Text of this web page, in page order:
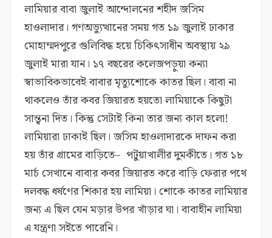
লামিয়ার বাবা জুলাই আন্দোলনের শহীদ জসিম
হাওলাদার। গণঅভ্যুত্থানের সময় গত ১৯ জুলাই ঢাকার
মোহাম্মদপুরে গুলিবিদ্ধ হয়ে চিকিৎসাধীন অবস্থায় ২৯
জুলাই মারা যান। ১৭ বছরের কলেজপড়ুয়া কন্যা
স্বাভাবিকভাবেই বাবার মৃত্যুশোকে কাতর ছিল। বাবা না
থাকলেও তাঁর কবর জিয়ারত হয়তো লামিয়াকে কিছুটা
সান্ত্বনা দিত। কিন্তু সেটাই কিনা তার জন্য কাল হলো!
লামিয়ারা ঢাকাই ছিল। জসিম হাওলাদারকে দাফন করা
হয় তাঁর গ্রামের বাড়িতে– পটুয়াখালীর দুমকীতে। গত ১৮
মার্চ সেখানে বাবার কবর জিয়ারত করে বাড়ি ফেরার পথে
দলবদ্ধ ধর্ষণের শিকার হয় লামিয়া। শোকে কাতর লামিয়ার
জন্য এ ছিল যেন মড়ার উপর খাঁড়ার ঘা। বাবাহীন লামিয়া
এ যন্ত্রণা সইতে পারেনি।